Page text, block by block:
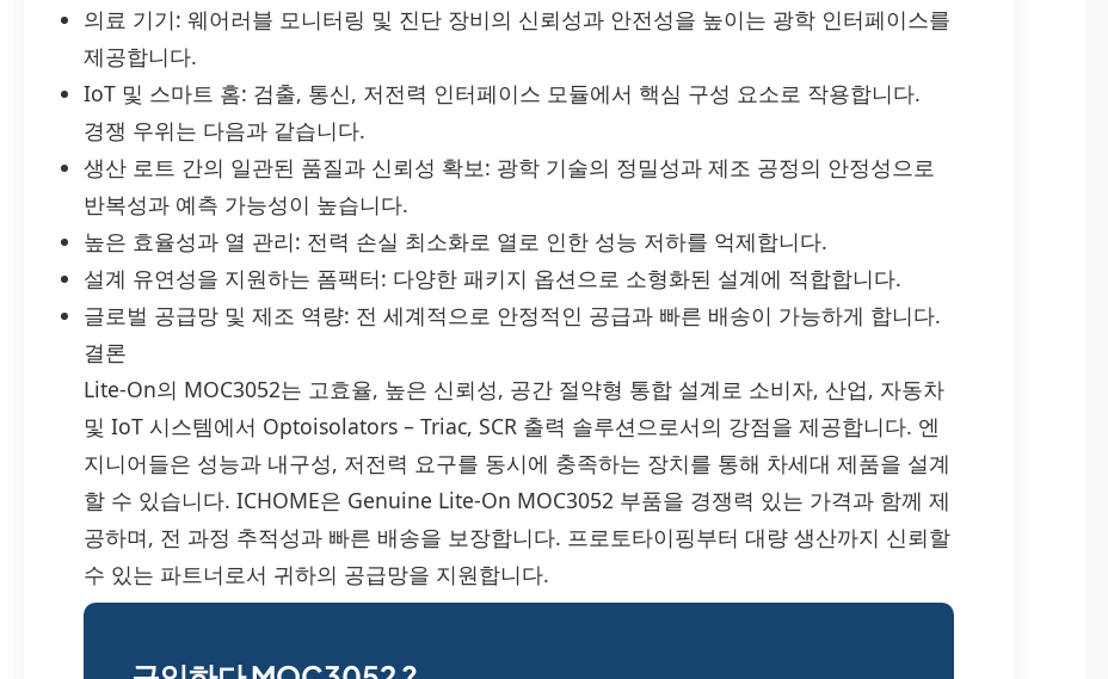
의료 기기: 웨어러블 모니터링 및 진단 장비의 신뢰성과 안전성을 높이는 광학 인터페이스를
제공합니다.
IoT 및 스마트 홈: 검출, 통신, 저전력 인터페이스 모듈에서 핵심 구성 요소로 작용합니다.
경쟁 우위는 다음과 같습니다.
생산 로트 간의 일관된 품질과 신뢰성 확보: 광학 기술의 정밀성과 제조 공정의 안정성으로
반복성과 예측 가능성이 높습니다.
높은 효율성과 열 관리: 전력 손실 최소화로 열로 인한 성능 저하를 억제합니다.
설계 유연성을 지원하는 폼팩터: 다양한 패키지 옵션으로 소형화된 설계에 적합합니다.
글로벌 공급망 및 제조 역량: 전 세계적으로 안정적인 공급과 빠른 배송이 가능하게 합니다.
결론
Lite-On의 MOC3052는 고효율, 높은 신뢰성, 공간 절약형 통합 설계로 소비자, 산업, 자동차
및 IoT 시스템에서 Optoisolators – Triac, SCR 출력 솔루션으로서의 강점을 제공합니다. 엔
지니어들은 성능과 내구성, 저전력 요구를 동시에 충족하는 장치를 통해 차세대 제품을 설계
할 수 있습니다. ICHOME은 Genuine Lite-On MOC3052 부품을 경쟁력 있는 가격과 함께 제
공하며, 전 과정 추적성과 빠른 배송을 보장합니다. 프로토타이핑부터 대량 생산까지 신뢰할
수 있는 파트너로서 귀하의 공급망을 지원합니다.